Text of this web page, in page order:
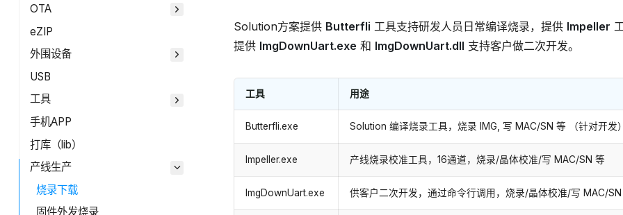
OTA
eZIP
外围设备
USB
工具
手机APP
打库（lib）
产线生产
烧录下载
固件外发烧录
Solution方案提供 Butterfli 工具支持研发人员日常编译烧录，提供 Impeller
提供 ImgDownUart.exe 和 ImgDownUart.dll 支持客户做二次开发。
工具 用途
Butterfli.exe Solution 编译烧录工具，烧录 IMG, 写 MAC/SN 等 （针对开发）
Impeller.exe 产线烧录校准工具，16通道，烧录/晶体校准/写 MAC/SN 等
ImgDownUart.exe 供客户二次开发，通过命令行调用，烧录/晶体校准/写 MAC/